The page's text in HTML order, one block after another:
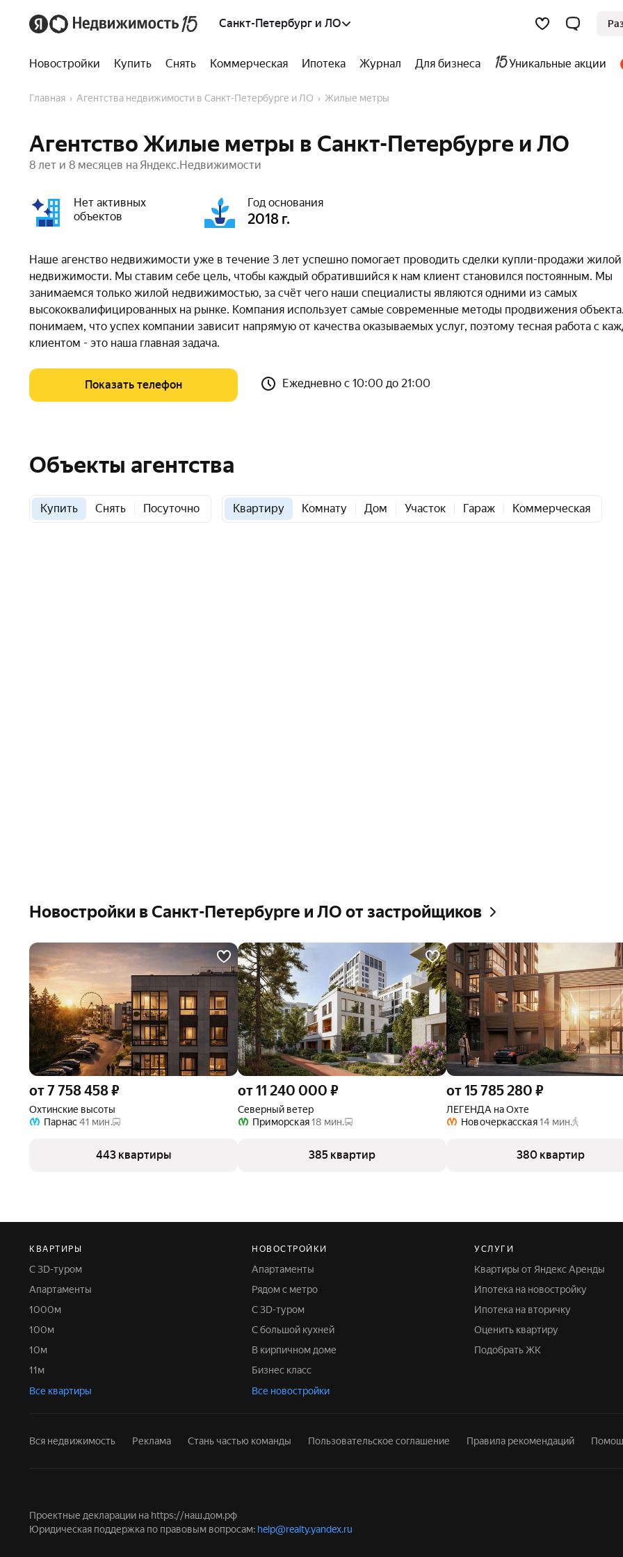
Санкт-Петербург и ЛО
Новостройки Купить Снять Коммерческая Ипотека Журнал Для бизнеса Уникальные акции
Главная Агентства недвижимости в Санкт-Петербурге и ЛО Жилые метры
Агентство Жилые метры в Санкт-Петербурге и ЛО
8 лет и 8 месяцев на Яндекс.Недвижимости
Нет активных
объектов
Год основания
2018 г.
Наше агенство недвижимости уже в течение 3 лет успешно помогает проводить сделки купли-продажи жилой
недвижимости. Мы ставим себе цель, чтобы каждый обратившийся к нам клиент становился постоянным. Мы
занимаемся только жилой недвижимостью, за счёт чего наши специалисты являются одними из самых
высококвалифицированных на рынке. Компания использует самые современные методы продвижения
понимаем, что успех компании зависит напрямую от качества оказываемых услуг, поэтому тесная работа с
клиентом - это наша главная задача.
Показать телефон Ежедневно с 10:00 до 21:00
Объекты агентства
Купить Снять Посуточно Квартиру Комнату Дом Участок Гараж Коммерческая
Новостройки в Санкт-Петербурге и ЛО от застройщиков
от 7 758 458 ₽
Охтинские высоты
Парнас 41 мин.
443 квартиры
от 11 240 000 ₽
Северный ветер
Приморская 18 мин.
385 квартир
от 15 785 280 ₽
ЛЕГЕНДА на Охте
Новочеркасская 14 мин.
380 квартир
КВАРТИРЫ
С 3D-туром
Апартаменты
1000м
100м
10м
11м
Все квартиры
НОВОСТРОЙКИ
Апартаменты
Рядом с метро
С 3D-туром
С большой кухней
В кирпичном доме
Бизнес класс
Все новостройки
УСЛУГИ
Квартиры от Яндекс Аренды
Ипотека на новостройку
Ипотека на вторичку
Оценить квартиру
Подобрать ЖК
Вся недвижимость Реклама Стань частью команды Пользовательское соглашение Правила рекомендаций
Проектные декларации на https://наш.дом.рф
Юридическая поддержка по правовым вопросам: help@realty.yandex.ru